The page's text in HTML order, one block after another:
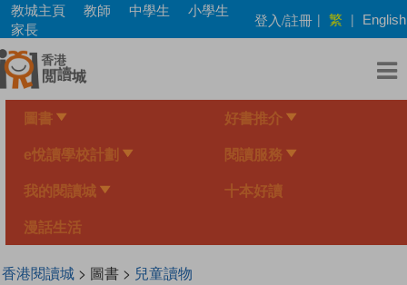
Skip
main
content
教城主頁 教師 中學生
小學生
家長
登入/註冊 | 繁 | English
圖書 好書推介
e悅讀學校計劃 閱讀服務
我的閱讀城 十本好讀
漫話生活
香港閱讀城> 圖書 > 兒童讀物